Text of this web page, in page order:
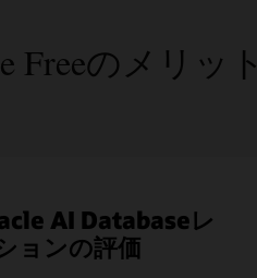
Freeのメリット
AI Databaseレ
ョンの評価